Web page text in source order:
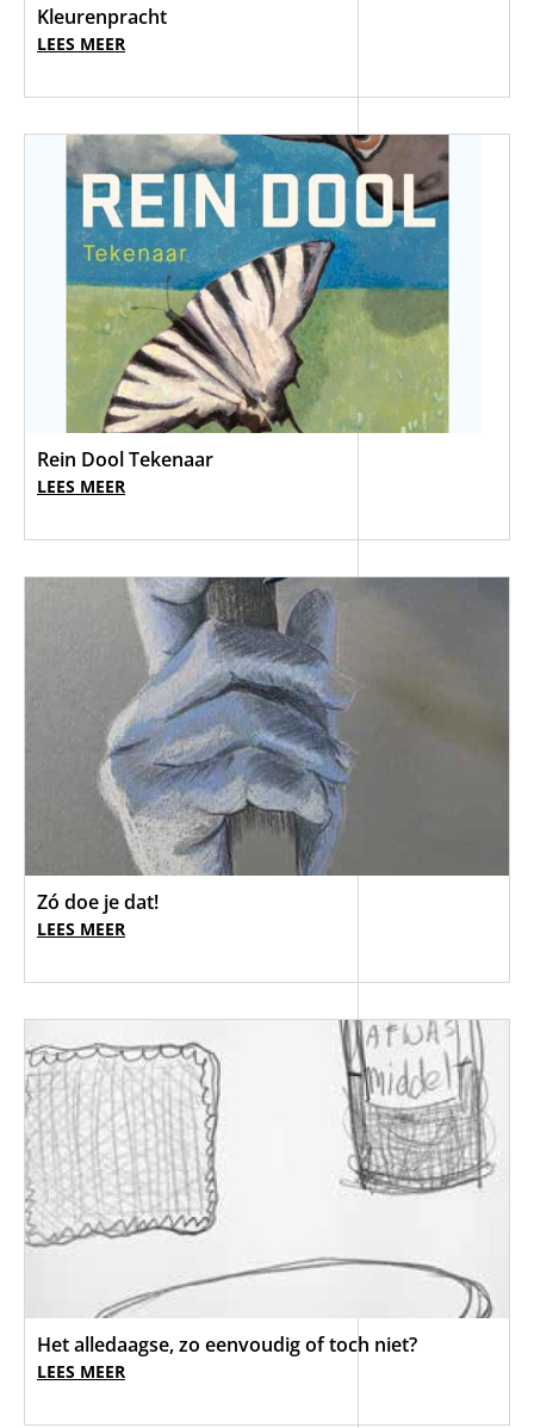
Kleurenpracht
LEES MEER
Rein Dool Tekenaar
LEES MEER
Zó doe je dat!
LEES MEER
Het alledaagse, zo eenvoudig of toch niet?
LEES MEER